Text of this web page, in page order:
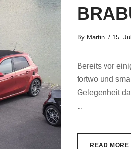
By Martin 15.
Bereits vor
fortwo und
Gelegenheit
...
READ MORE